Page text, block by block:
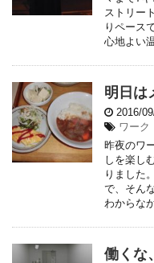
ストリー
りペース
心地よい
明日は
2016/
ワーク
昨夜のワ
しを楽し
りました
で、そん
わからな
働くな